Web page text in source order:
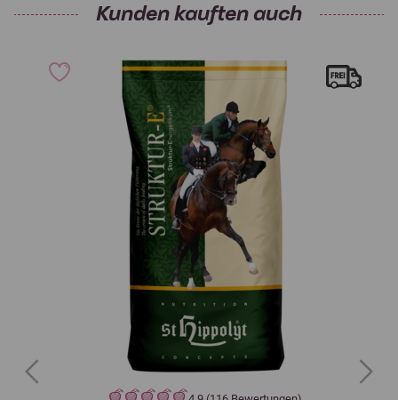
Kunden kauften auch
Previous Next